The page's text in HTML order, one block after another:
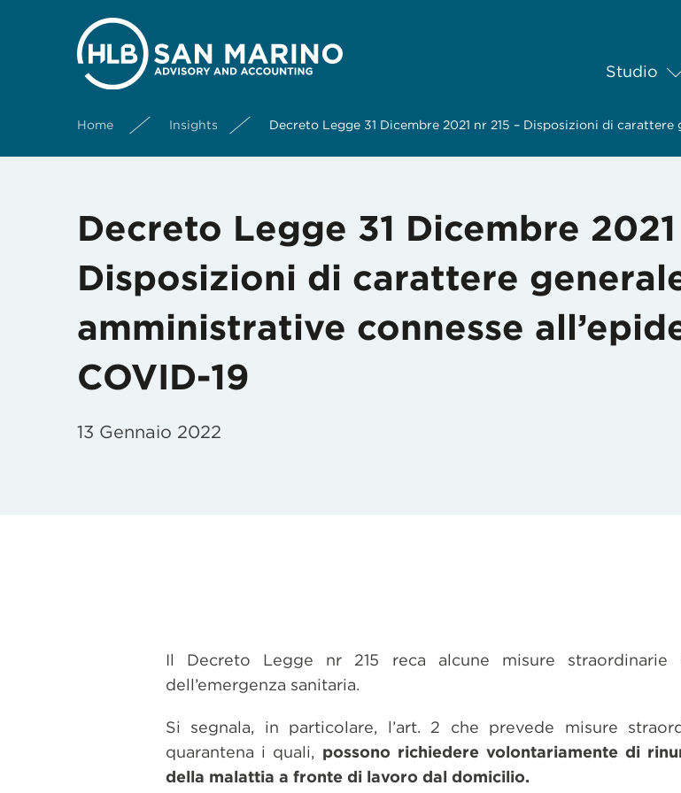
Studio
Home Insights Decreto Legge 31 Dicembre 2021 nr 215 – Disposizioni di
Decreto Legge 31 Dicembre 2021
Disposizioni di carattere
amministrative connesse
COVID-19
13 Gennaio 2022
Il Decreto Legge nr 215 reca alcune misure
dell’emergenza sanitaria.
Si segnala, in particolare, l’art. 2 che prevede misure
quarantena i quali, possono richiedere volontariamente di
della malattia a fronte di lavoro dal domicilio.